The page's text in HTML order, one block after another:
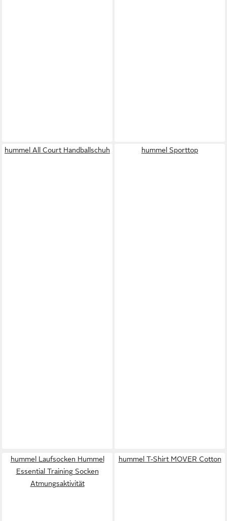
hummel All Court Handballschuh hummel Sporttop
hummel Laufsocken Hummel
Essential Training Socken
Atmungsaktivität
hummel T-Shirt MOVER Cotton